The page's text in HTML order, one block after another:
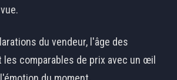
du vendeur, l'âge des
comparables de prix avec un œil